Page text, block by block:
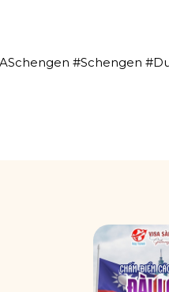
#Schengen